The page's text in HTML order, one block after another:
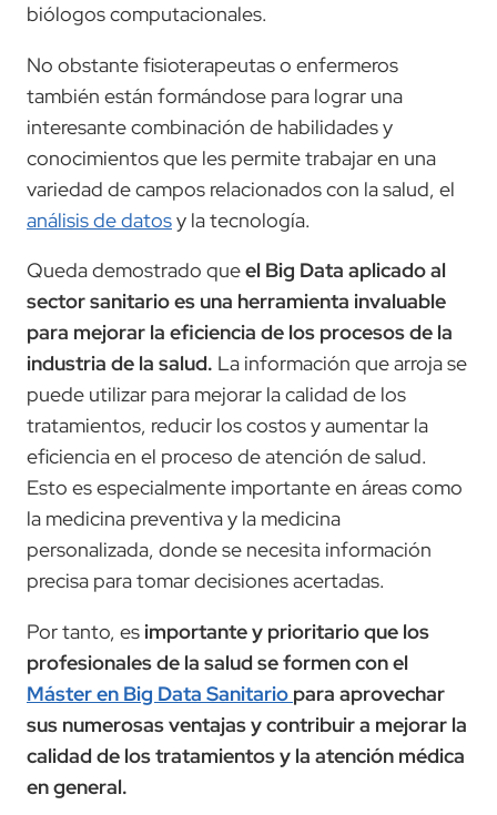
biólogos computacionales.
No obstante fisioterapeutas o enfermeros
también están formándose para lograr una
interesante combinación de habilidades y
conocimientos que les permite trabajar en una
variedad de campos relacionados con la salud, el
análisis de datosy la tecnología.
Queda demostrado queel Big Data aplicado al
sector sanitario es una herramienta invaluable
para mejorar la eficiencia de los procesos de la
industria de la salud. La información que arroja se
puede utilizar para mejorar la calidad de los
tratamientos, reducir los costos y aumentar la
eficiencia en el proceso de atención de salud.
Esto es especialmente importante en áreas como
la medicina preventiva y la medicina
personalizada, donde se necesita información
precisa para tomar decisiones acertadas.
Por tanto, es importante y prioritario que los
profesionales de la salud se formen con el
Máster en Big Data Sanitario para aprovechar
sus numerosas ventajas y contribuir a mejorar la
calidad de los tratamientos y la atención médica
en general.